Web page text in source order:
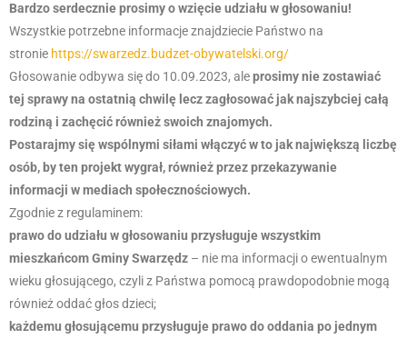
Bardzo serdecznie prosimy o wzięcie udziału w głosowaniu!
Wszystkie potrzebne informacje znajdziecie Państwo na
stronie https://swarzedz.budzet-obywatelski.org/
Głosowanie odbywa się do 10.09.2023, aleprosimy nie zostawiać
tej sprawy na ostatnią chwilę lecz zagłosować jak najszybciej całą
rodziną i zachęcić również swoich znajomych.
Postarajmy się wspólnymi siłami włączyć w to jak największą liczbę
osób, by ten projekt wygrał, również przez przekazywanie
informacji w mediach społecznościowych.
Zgodnie z regulaminem:
prawo do udziału w głosowaniu przysługuje wszystkim
mieszkańcom Gminy Swarzędz – nie ma informacji o ewentualnym
wieku głosującego, czyli z Państwa pomocą prawdopodobnie mogą
również oddać głos dzieci;
każdemu głosującemu przysługuje prawo do oddania po jednym